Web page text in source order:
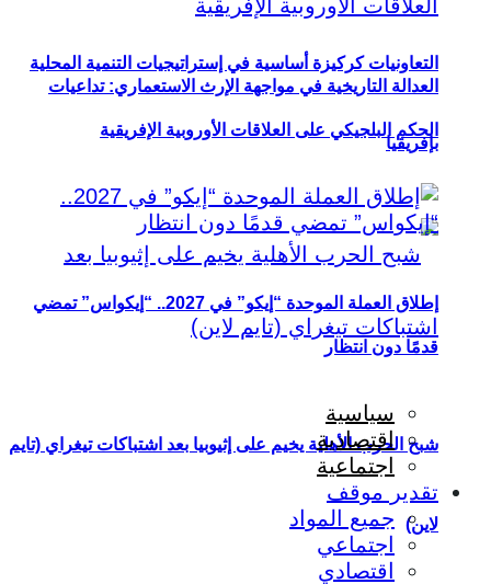
التعاونيات كركيزة أساسية في إستراتيجيات التنمية المحلية
بإفريقيا
شبح الحرب الأهلية يخيم على إثيوبيا بعد اشتباكات تيغراي (تايم
لاين)
العدالة التاريخية في مواجهة الإرث الاستعماري: تداعيات
الحكم البلجيكي على العلاقات الأوروبية الإفريقية
إطلاق العملة الموحدة “إيكو” في 2027.. “إيكواس” تمضي
قدمًا دون انتظار
سياسية
اقتصادية
اجتماعية
تقدير موقف
جميع المواد
اجتماعي
اقتصادي